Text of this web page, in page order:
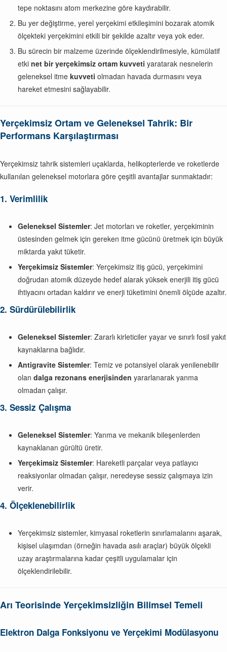
tepe noktasını atom merkezine göre kaydırabilir.
Bu yer değiştirme, yerel yerçekimi etkileşimini bozarak atomik
ölçekteki yerçekimini etkili bir şekilde azaltır veya yok eder.
Bu sürecin bir malzeme üzerinde ölçeklendirilmesiyle, kümülatif
etki net bir yerçekimsiz ortam kuvveti yaratarak nesnelerin
geleneksel itme kuvveti olmadan havada durmasını veya
hareket etmesini sağlayabilir.
Yerçekimsiz Ortam ve Geleneksel Tahrik: Bir
Performans Karşılaştırması
Yerçekimsiz tahrik sistemleri uçaklarda, helikopterlerde ve roketlerde
kullanılan geleneksel motorlara göre çeşitli avantajlar sunmaktadır:
1. Verimlilik
Geleneksel Sistemler: Jet motorları ve roketler, yerçekiminin
üstesinden gelmek için gereken itme gücünü üretmek için büyük
miktarda yakıt tüketir.
Yerçekimsiz Sistemler: Yerçekimsiz itiş gücü, yerçekimini
doğrudan atomik düzeyde hedef alarak yüksek enerjili itiş gücü
ihtiyacını ortadan kaldırır ve enerji tüketimini önemli ölçüde azaltır.
2. Sürdürülebilirlik
Geleneksel Sistemler: Zararlı kirleticiler yayar ve sınırlı fosil yakıt
kaynaklarına bağlıdır.
Antigravite Sistemler: Temiz ve potansiyel olarak yenilenebilir
olan dalga rezonans enerjisinden yararlanarak yanma
olmadan çalışır.
3. Sessiz Çalışma
Geleneksel Sistemler: Yanma ve mekanik bileşenlerden
kaynaklanan gürültü üretir.
Yerçekimsiz Sistemler: Hareketli parçalar veya patlayıcı
reaksiyonlar olmadan çalışır, neredeyse sessiz çalışmaya izin
verir.
4. Ölçeklenebilirlik
Yerçekimsiz sistemler, kimyasal roketlerin sınırlamalarını aşarak,
kişisel ulaşımdan (örneğin havada asılı araçlar) büyük ölçekli
uzay araştırmalarına kadar çeşitli uygulamalar için
ölçeklendirilebilir.
Arı Teorisinde Yerçekimsizliğin Bilimsel Temeli
Elektron Dalga Fonksiyonu ve Yerçekimi Modülasyonu